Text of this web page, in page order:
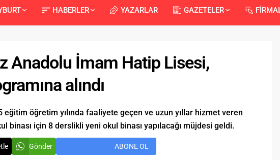
HABERLER YAZARLAR GAZETELER
Anadolu İmam Hatip Lisesi,
alındı
eğitim öğretim yılında faaliyete geçen ve uzun yıllar hizmet veren
binası için 8 derslikli yeni okul binası yapılacağı müjdesi geldi.
Gönder ABONE OL
29.04.2026 - 12:23